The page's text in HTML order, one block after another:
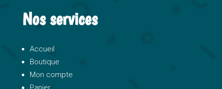
Nos services
Accueil
Boutique
Mon compte